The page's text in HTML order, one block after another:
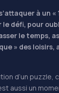
à un «
défi, pour
le temps,
» des loisirs,
d’un puzzle,
aussi un